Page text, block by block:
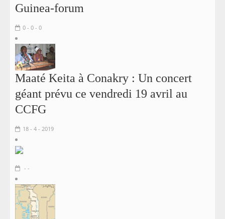
Guinea-forum
0 - 0 - 0
Maaté Keita à Conakry : Un concert
géant prévu ce vendredi 19 avril au
CCFG
18 - 4 - 2019
- -